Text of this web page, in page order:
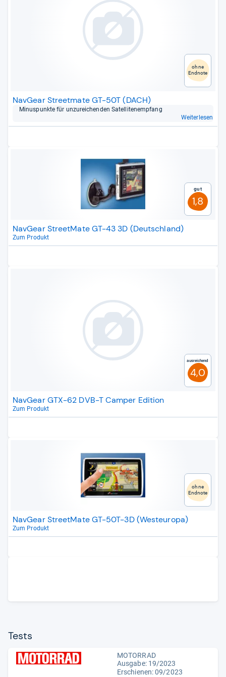
ohne
Endnote
NavGear Streetmate GT-50T (DACH)
Minus­punkte für unzu­rei­chen­den Satel­li­ten­emp­fang
Weiterlesen
Gut
1,8
NavGear StreetMate GT-43 3D (Deutschland)
Zum Produkt
Ausreichend
4,0
NavGear GTX-62 DVB-T Camper Edition
Zum Produkt
ohne
Endnote
NavGear StreetMate GT-50T-3D (Westeuropa)
Zum Produkt
Tests
MOTORRAD
Ausgabe: 19/2023
Erschienen: 09/2023